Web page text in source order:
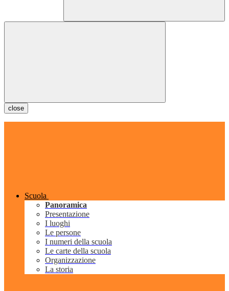
close
Scuola
Panoramica
Presentazione
I luoghi
Le persone
I numeri della scuola
Le carte della scuola
Organizzazione
La storia